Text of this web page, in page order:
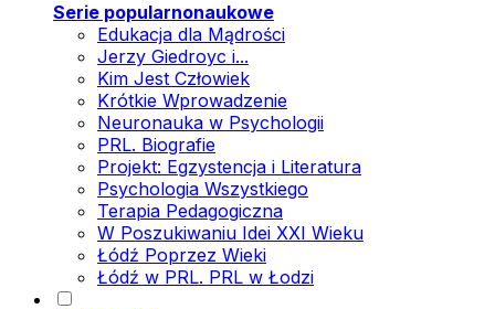
Serie popularnonaukowe
Edukacja dla Mądrości
Jerzy Giedroyc i...
Kim Jest Człowiek
Krótkie Wprowadzenie
Neuronauka w Psychologii
PRL. Biografie
Projekt: Egzystencja i Literatura
Psychologia Wszystkiego
Terapia Pedagogiczna
W Poszukiwaniu Idei XXI Wieku
Łódź Poprzez Wieki
Łódź w PRL. PRL w Łodzi